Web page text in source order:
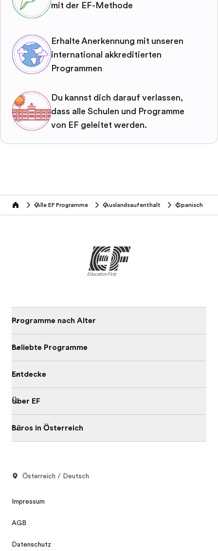
mit der EF-Methode
Erhalte Anerkennung mit unseren
international akkreditierten
Programmen
Du kannst dich darauf verlassen,
dass alle Schulen und Programme
von EF geleitet werden.
home Alle EF Programme Auslandsaufenthalt Spanisch
Programme nach Alter
Beliebte Programme
Entdecke
Über EF
Büros in Österreich
Österreich / Deutsch
Impressum
AGB
Datenschutz